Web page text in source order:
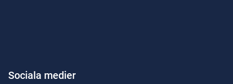
Sociala medier